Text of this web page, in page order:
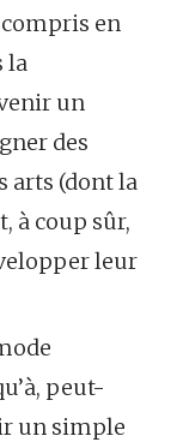
compris en
la
un
des
arts (dont la
à coup sûr,
leur
peut-
un simple